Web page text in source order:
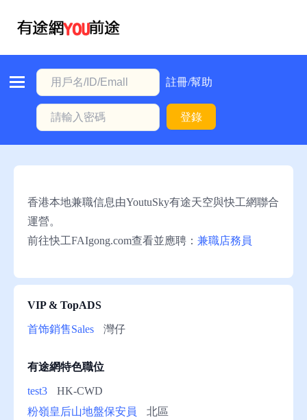
註冊/幫助
登錄
首
本
信
息
冊/
幫
助
香港本地兼職信息由YoutuSky有途天空與快工網聯合
運營。
前往快工FAIgong.com查看並應聘： 兼職店務員
VIP & TopADS
首饰銷售Sales 灣仔
有途網特色職位
test3
HK-CWD
粉嶺皇后山地盤保安員
北區